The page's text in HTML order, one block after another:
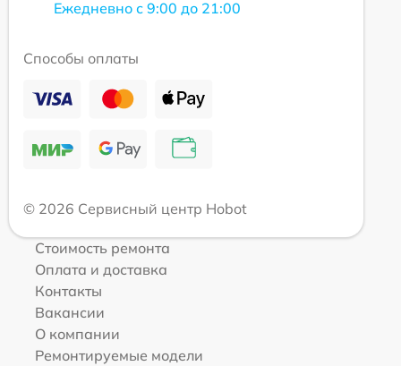
Ежедневно с 9:00 до 21:00
Способы оплаты
© 2026 Сервисный центр Hobot
Стоимость ремонта
Оплата и доставка
Контакты
Вакансии
О компании
Ремонтируемые модели